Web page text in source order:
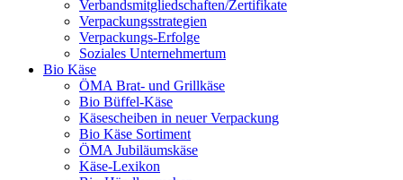
Verbandsmitgliedschaften/Zertifikate
Verpackungsstrategien
Verpackungs-Erfolge
Soziales Unternehmertum
Bio Käse
ÖMA Brat- und Grillkäse
Bio Büffel-Käse
Käsescheiben in neuer Verpackung
Bio Käse Sortiment
ÖMA Jubiläumskäse
Käse-Lexikon